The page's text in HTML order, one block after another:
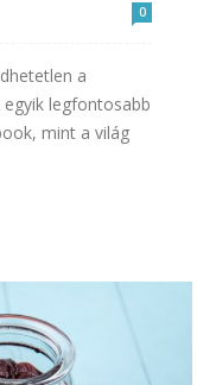
0
a
legfontosabb
mint a világ